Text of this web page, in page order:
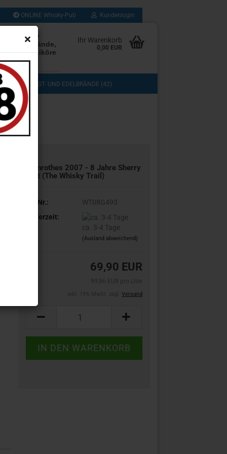
ONLINE Whisky-Pub Kundenlogin
Whisky
Edelbrände,
Cognac, Liköre
mehr
Ihr Warenkorb
0,00 EUR
OBST- UND EDELBRÄNDE (42)
(3)
(8)
Glen­ro­thes 2007 - 8 Jahre Sher­ry
Butt (The Whis­ky Trail)
Art.Nr.:
WT08G493
Lieferzeit:
ca. 3-4 Tage
(Ausland abweichend)
69,90 EUR
Versand